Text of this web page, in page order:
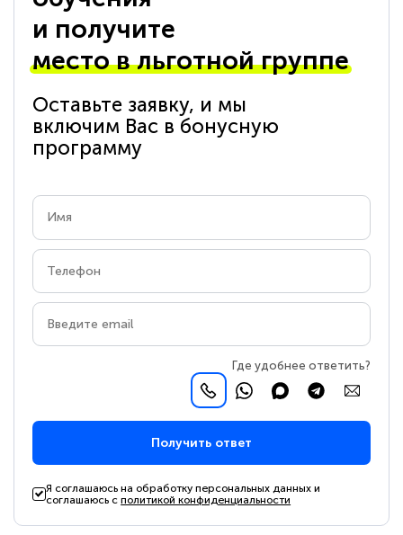
и получите
место в льготной группе
Оставьте заявку, и мы
включим Вас в бонусную
программу
Где удобнее ответить?
Получить ответ
Я соглашаюсь на обработку персональных данных и
соглашаюсь сполитикой конфиденциальности